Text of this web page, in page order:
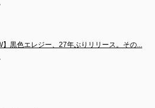
】黒色エレジー、27年ぶりリリース。その...